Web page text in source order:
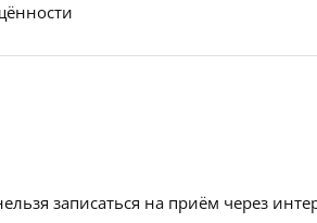
записаться на приём через